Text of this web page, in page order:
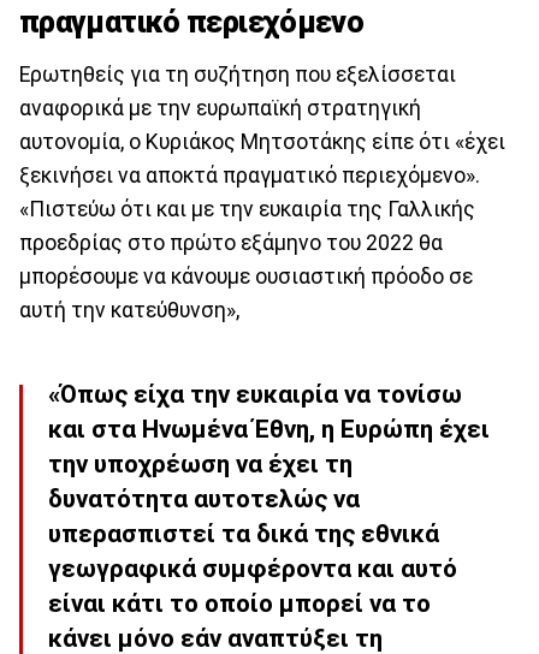
πραγματικό περιεχόμενο
Ερωτηθείς για τη συζήτηση που εξελίσσεται
αναφορικά με την ευρωπαϊκή στρατηγική
αυτονομία, ο Κυριάκος Μητσοτάκης είπε ότι «έχει
ξεκινήσει να αποκτά πραγματικό περιεχόμενο».
«Πιστεύω ότι και με την ευκαιρία της Γαλλικής
προεδρίας στο πρώτο εξάμηνο του 2022 θα
μπορέσουμε να κάνουμε ουσιαστική πρόοδο σε
αυτή την κατεύθυνση»,
«Όπως είχα την ευκαιρία να τονίσω
και στα Ηνωμένα Έθνη, η Ευρώπη έχει
την υποχρέωση να έχει τη
δυνατότητα αυτοτελώς να
υπερασπιστεί τα δικά της εθνικά
γεωγραφικά συμφέροντα και αυτό
είναι κάτι το οποίο μπορεί να το
κάνει μόνο εάν αναπτύξει τη